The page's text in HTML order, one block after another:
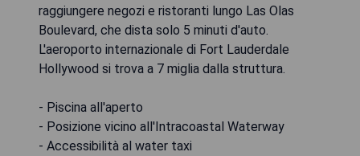
raggiungere negozi e ristoranti lungo Las Olas
Boulevard, che dista solo 5 minuti d'auto.
L'aeroporto internazionale di Fort Lauderdale
Hollywood si trova a 7 miglia dalla struttura.
- Piscina all'aperto
- Posizione vicino all'Intracoastal Waterway
- Accessibilità al water taxi